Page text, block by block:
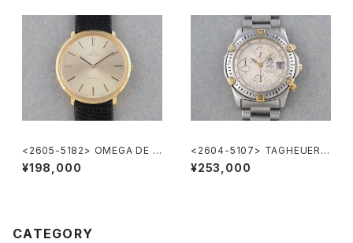
<2605-5182> OMEGA DE V
ILLE
¥198,000
<2604-5107> TAGHEUER S
uper 2000 Chronograph
¥253,000
CATEGORY